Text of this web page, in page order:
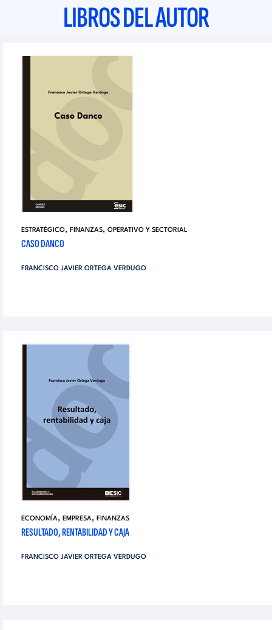
LIBROS DEL AUTOR
ESTRATÉGICO, FINANZAS, OPERATIVO Y SECTORIAL
CASO DANCO
FRANCISCO JAVIER ORTEGA VERDUGO
ECONOMÍA, EMPRESA, FINANZAS
RESULTADO, RENTABILIDAD Y CAJA
FRANCISCO JAVIER ORTEGA VERDUGO